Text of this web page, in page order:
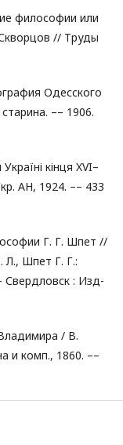
философии или
// Труды
Одесского
–– 1906.
кінця XVI–
АН, 1924. –– 433
Г. Г. Шпет //
Л., Шпет Г. Г.:
Свердловск : Изд-
/ В.
и комп., 1860. ––